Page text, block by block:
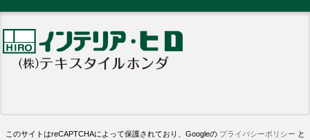
このサイトはreCAPTCHAによって保護されており、Googleの プライバシーポリシー と